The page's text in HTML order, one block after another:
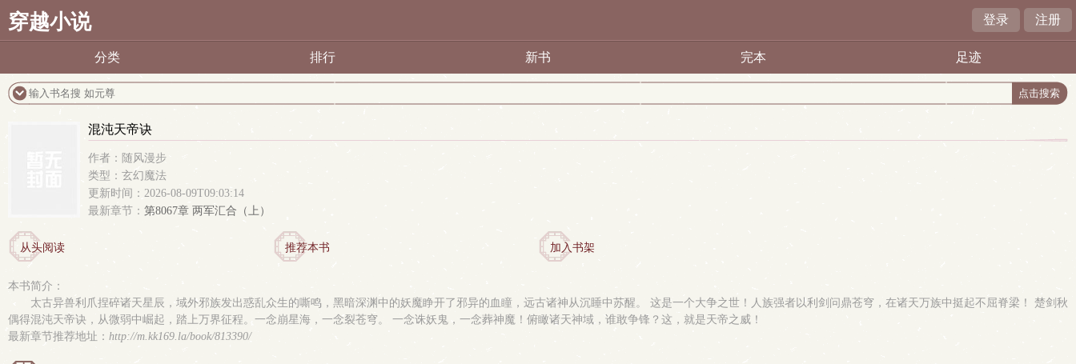
穿越小说 登录 注册
分类 排行 新书 完本 足迹
混沌天帝诀
作者：随风漫步
类型：玄幻魔法
更新时间：2026-08-09T09:03:14
最新章节： 第8067章 两军汇合（上）
从头阅读 推荐本书 加入书架
本书简介：
太古异兽利爪捏碎诸天星辰，域外邪族发出惑乱众生的嘶鸣，黑暗深渊中的妖魔睁开了邪异的血瞳，远古诸神从沉睡中苏醒。 这是一个大争之世！人族强者以利剑问鼎苍穹，在诸天万族中挺起不屈脊梁！ 楚剑秋
偶得混沌天帝诀，从微弱中崛起，踏上万界征程。一念崩星海，一念裂苍穹。 一念诛妖鬼，一念葬神魔！俯瞰诸天神域，谁敢争锋？这，就是天帝之威！
最新章节推荐地址： http://m.kk169.la/book/813390/